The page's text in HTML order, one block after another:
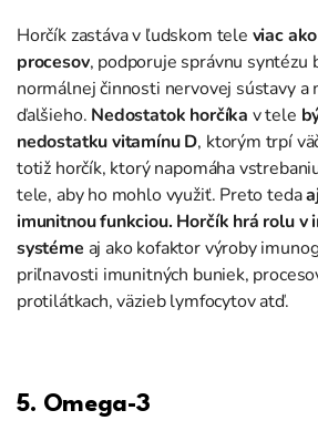
Horčík zastáva v ľudskom tele viac
procesov, podporuje správnu syntézu
normálnej činnosti nervovej sústavy a
ďalšieho. Nedostatok horčíka v tele
nedostatku vitamínu D, ktorým trpí
totiž horčík, ktorý napomáha
tele, aby ho mohlo využiť. Preto teda
imunitnou funkciou. Horčík hrá rolu v
systéme aj ako kofaktor výroby
priľnavosti imunitných buniek,
protilátkach, väzieb lymfocytov atď.
5. Omega-3